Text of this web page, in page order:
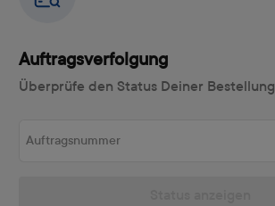
Auftragsverfolgung
Überprüfe den Status Deiner Bestellung